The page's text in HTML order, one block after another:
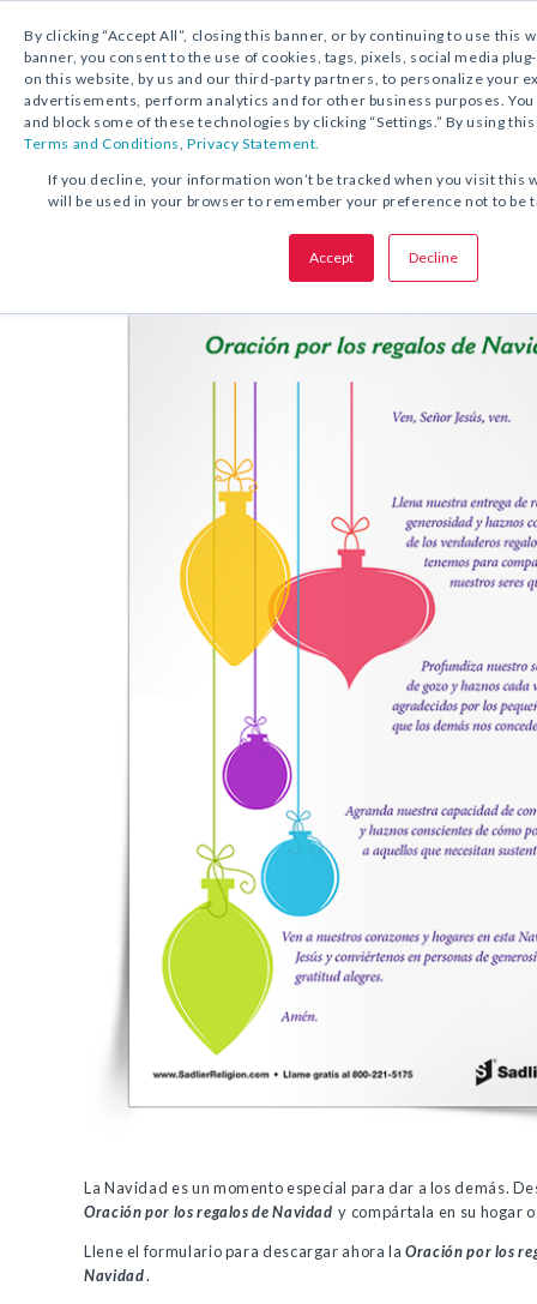
By clicking “Accept All”, closing this banner, or by continuing to use this
banner, you consent to the use of cookies, tags, pixels, social media
on this website, by us and our third-party partners, to personalize your
advertisements, perform analytics and for other business purposes.
and block some of these technologies by clicking “Settings.” By using
Terms and Conditions,Privacy Statement.
If you decline, your information won’t be tracked when you visit this
will be used in your browser to remember your preference not to be
Accept Decline
DESCARGA GRATUITA:ESTAMPA DE
COMPARTA ESTA OFERTA:
Oración por los regalos de
La Navidad es un momento especial para dar a los demás.
Oración por los regalos de Navidad y compártala en su hogar
Llene el formulario para descargar ahora laOración por los
Navidad.